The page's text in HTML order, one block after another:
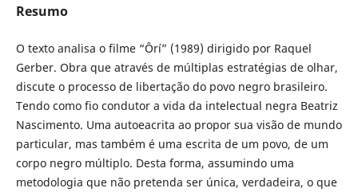
Resumo
O texto analisa o filme “Ôrí” (1989) dirigido por Raquel
Gerber. Obra que através de múltiplas estratégias de olhar,
discute o processo de libertação do povo negro brasileiro.
Tendo como fio condutor a vida da intelectual negra Beatriz
Nascimento. Uma autoeacrita ao propor sua visão de mundo
particular, mas também é uma escrita de um povo, de um
corpo negro múltiplo. Desta forma, assumindo uma
metodologia que não pretenda ser única, verdadeira, o que